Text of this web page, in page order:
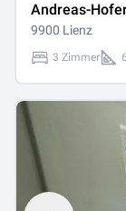
Andreas-
9900 Lienz
3 Zimmer